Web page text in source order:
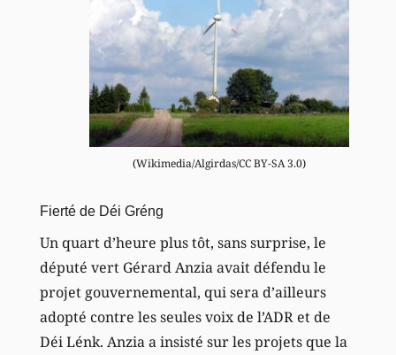
(Wikimedia/Algirdas/CC BY-SA 3.0)
Fierté de Déi Gréng
Un quart d’heure plus tôt, sans surprise, le
député vert Gérard Anzia avait défendu le
projet gouvernemental, qui sera d’ailleurs
adopté contre les seules voix de l’ADR et de
Déi Lénk. Anzia a insisté sur les projets que la